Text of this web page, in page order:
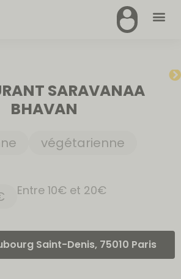
SARAVANAA
BHAVAN
végétarienne
Entre 10€ et 20€
Saint-Denis, 75010 Paris